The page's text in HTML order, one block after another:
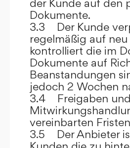
der Kunde auf den
Dokumente.
3.3 Der Kunde
regelmäßig auf
kontrolliert die im
Dokumente auf
Beanstandungen
jedoch 2 Wochen
3.4 Freigaben
vereinbarten
3.5 Der Anbieter